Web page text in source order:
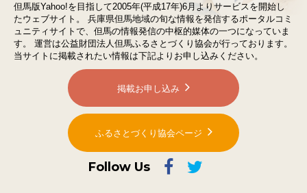
但馬版Yahoo!を目指して2005年(平成17年)6月よりサービスを開始し
たウェブサイト。
兵庫県但馬地域の旬な情報を発信するポータルコミ
ュニティサイトで、 但馬の情報発信の中枢的媒体の一つになっていま
す。
運営は公益財団法人但馬ふるさとづくり協会が行っております。
当サイトに掲載されたい情報は下記よりお申し込みください。
掲載お申し込み
ふるさとづくり協会ページ
Follow Us